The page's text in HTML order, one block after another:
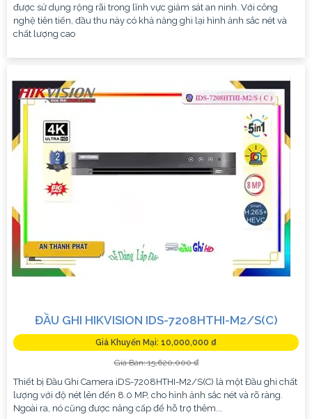
được sử dụng rộng rãi trong lĩnh vực giám sát an ninh. Với công
nghệ tiên tiến, đầu thu này có khả năng ghi lại hình ảnh sắc nét và
chất lượng cao
ĐẦU GHI HIKVISION IDS-7208HTHI-M2/S(C)
Giá Khuyến Mại: 10,000,000 ₫
Giá Bán: 15,620,000 ₫
Thiết bị Đầu Ghi Camera iDS-7208HTHI-M2/S(C) là một Đầu ghi chất
lượng với độ nét lên đến 8.0 MP, cho hình ảnh sắc nét và rõ ràng.
Ngoài ra, nó cũng được nâng cấp để hỗ trợ thêm...